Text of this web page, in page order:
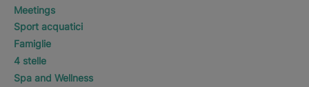
Meetings
Sport acquatici
Famiglie
4 stelle
Spa and Wellness